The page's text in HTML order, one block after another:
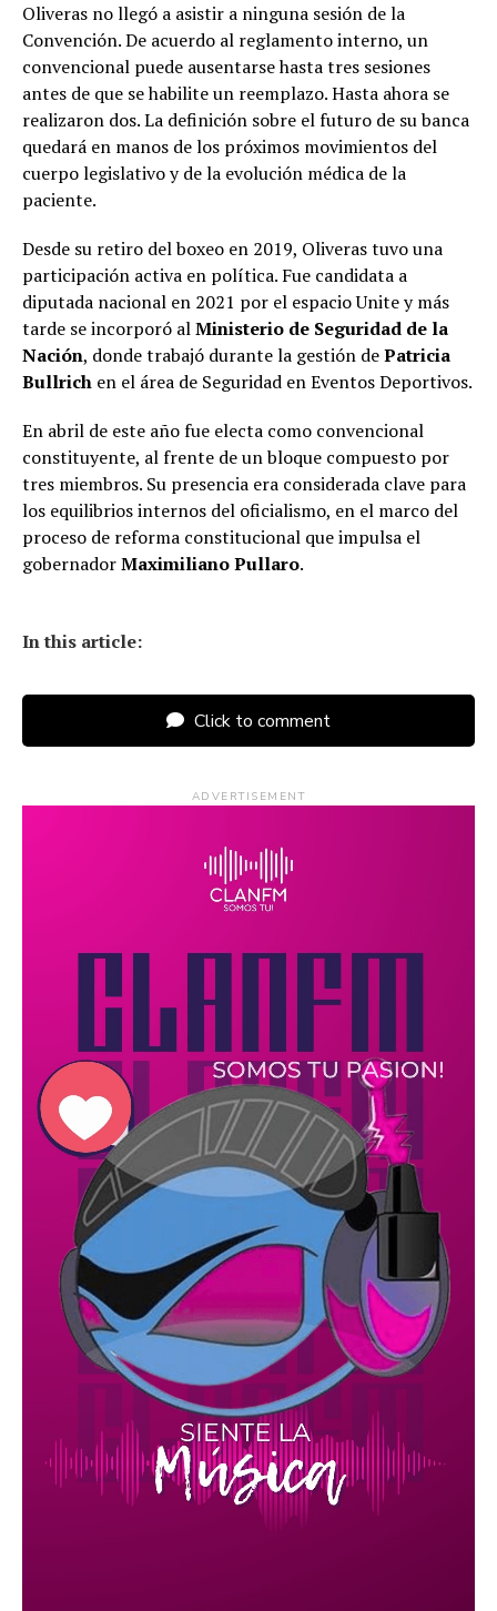
Oliveras no llegó a asistir a ninguna sesión de la
Convención. De acuerdo al reglamento interno, un
convencional puede ausentarse hasta tres sesiones
antes de que se habilite un reemplazo. Hasta ahora se
realizaron dos. La definición sobre el futuro de su banca
quedará en manos de los próximos movimientos del
cuerpo legislativo y de la evolución médica de la
paciente.
Desde su retiro del boxeo en 2019, Oliveras tuvo una
participación activa en política. Fue candidata a
diputada nacional en 2021 por el espacio Unite y más
tarde se incorporó alMinisterio de Seguridad de la
Nación, donde trabajó durante la gestión dePatricia
Bullrich en el área de Seguridad en Eventos Deportivos.
En abril de este año fue electa como convencional
constituyente, al frente de un bloque compuesto por
tres miembros. Su presencia era considerada clave para
los equilibrios internos del oficialismo, en el marco del
proceso de reforma constitucional que impulsa el
gobernadorMaximiliano Pullaro.
In this article:
Click to comment
ADVERTISEMENT